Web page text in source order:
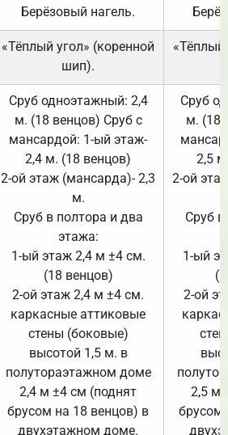
Берёзовый нагель.
«Тёплый угол» (коренной
шип).
«Тёплый
Сруб одноэтажный: 2,4
м. (18 венцов) Сруб с
мансардой: 1-ый этаж-
2,4 м. (18 венцов)
2-ой этаж (мансарда)- 2,3
м.
Сруб в полтора и два
этажа:
1-ый этаж 2,4 м ±4 см.
(18 венцов)
2-ой этаж 2,4 м ±4 см.
каркасные аттиковые
стены (боковые)
высотой 1,5 м. в
полутораэтажном доме
2,4 м ±4 см (поднят
брусом на 18 венцов) в
двухэтажном доме.
Сруб
м. (18
2,5
2-ой
Сруб
1-ый
2-ой
2,5 м
брусом